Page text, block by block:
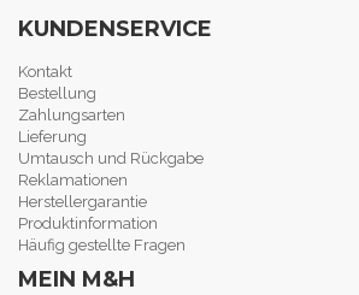
KUNDENSERVICE
Kontakt
Bestellung
Zahlungsarten
Lieferung
Umtausch und Rückgabe
Reklamationen
Herstellergarantie
Produktinformation
Häufig gestellte Fragen
MEIN M&H